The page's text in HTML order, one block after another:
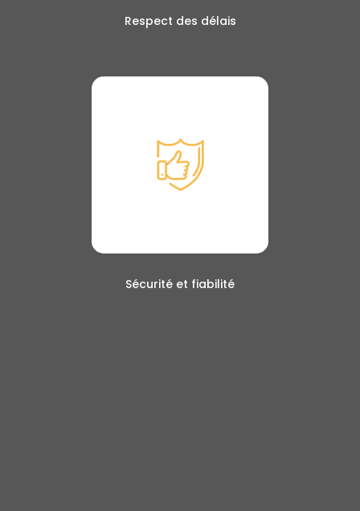
Respect des délais
Sécurité et fiabilité